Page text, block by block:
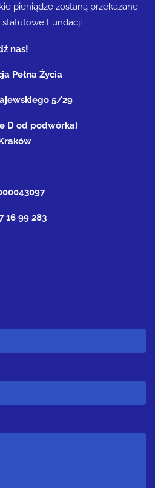
pieniądze zostaną przekazane
statutowe Fundacji
nas!
Pełna Życia
5/29
D od podwórka)
16 99 283